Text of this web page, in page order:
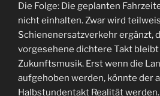
Die Folge: Die geplanten
nicht einhalten. Zwar wird
Schienenersatzverkehr ergänzt,
vorgesehene dichtere Takt
Zukunftsmusik. Erst wenn die
aufgehoben werden, könnte der
Halbstundentakt Realität werden.